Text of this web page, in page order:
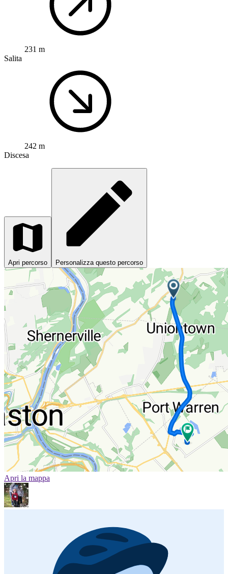
231 m
Salita
242 m
Discesa
Apri percorso Personalizza questo percorso
Apri la mappa